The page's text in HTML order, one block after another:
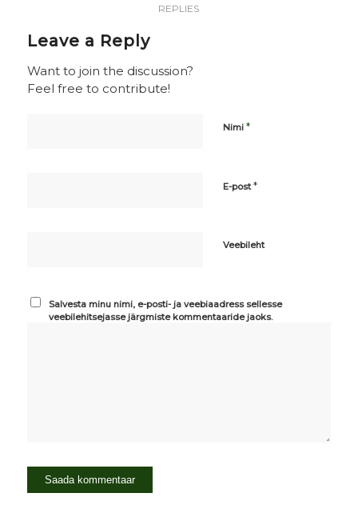
REPLIES
Leave a Reply
Want to join the discussion?
Feel free to contribute!
Nimi *
E-post*
Veebileht
Salvesta minu nimi, e-posti- ja veebiaadress sellesse
veebilehitsejasse järgmiste kommentaaride jaoks.